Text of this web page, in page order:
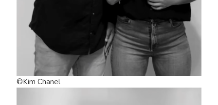
©Kim Chanel